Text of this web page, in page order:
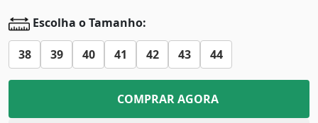
Escolha o Tamanho:
38 39 40 41 42 43 44
COMPRAR AGORA